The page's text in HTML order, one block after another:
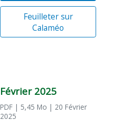
Feuilleter sur
Calaméo
Février 2025
PDF | 5,45 Mo | 20 Février
2025